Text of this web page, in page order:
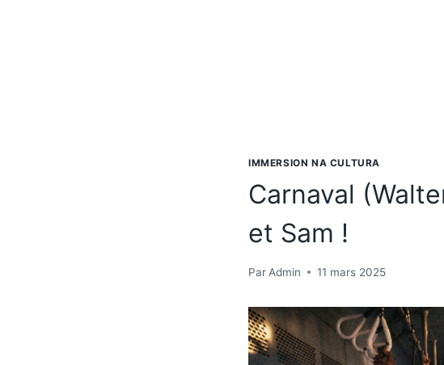
IMMERSION NA CULTURA
Carnaval
et Sam !
Par Admin 11 mars 2025